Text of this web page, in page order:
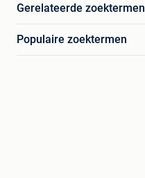
Gerelateerde zoektermen
Populaire zoektermen